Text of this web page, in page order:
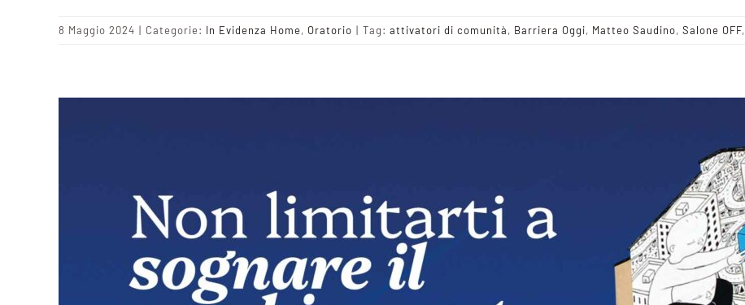
8 Maggio 2024 | Categorie: In Evidenza Home, Oratorio | Tag: attivatori di comunità, Barriera Oggi, Matteo Saudino, Salone OFF,